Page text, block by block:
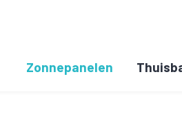
Zonnepanelen